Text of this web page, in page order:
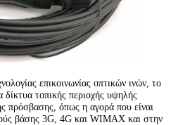
επικοινωνίας οπτικών ινών, το
τοπικής περιοχής υψηλής
πρόσβασης, όπως η αγορά που είναι
βάσης 3G, 4G και WIMAX και στην